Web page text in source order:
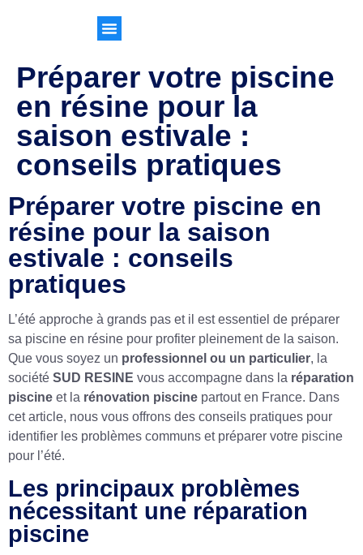
Préparer votre piscine
en résine pour la
saison estivale :
conseils pratiques
Préparer votre piscine en
résine pour la saison
estivale : conseils
pratiques
L’été approche à grands pas et il est essentiel de préparer
sa piscine en résine pour profiter pleinement de la saison.
Que vous soyez un professionnel ou un particulier, la
société SUD RESINE vous accompagne dans la réparation
piscine et la rénovation piscine partout en France. Dans
cet article, nous vous offrons des conseils pratiques pour
identifier les problèmes communs et préparer votre piscine
pour l’été.
Les principaux problèmes
nécessitant une réparation
piscine